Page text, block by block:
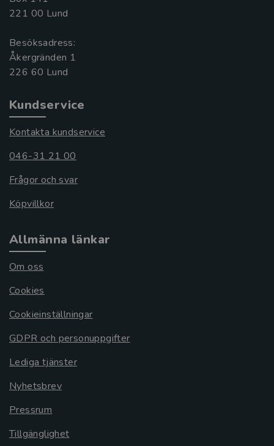
221 00 Lund
Besöksadress:
Åkergränden 1
Kundservice
Kontakta kundservice
046-31 21 00
Frågor och svar
Köpvillkor
Allmänna länkar
Om oss
Cookies
Cookieinställningar
GDPR och personuppgifter
Lediga tjänster
Nyhetsbrev
Pressrum
Tillgänglighet